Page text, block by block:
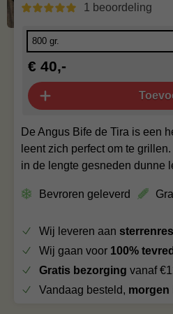
1 beoordeling
De Angus Bife de Tira is een
leent zich perfect om te
in de lengte gesneden dunne
Bevroren geleverd
€ 40,-
Wij leveren aan
Wij gaan voor 100%
Gratis bezorging vanaf
Vandaag besteld, morgen